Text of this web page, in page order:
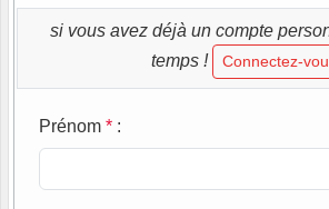
si vous avez déjà un compte
temps !
Connectez-
Prénom * :